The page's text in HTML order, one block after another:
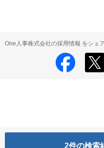
2件の検索
One人事株式会社の採用情報 をシェ